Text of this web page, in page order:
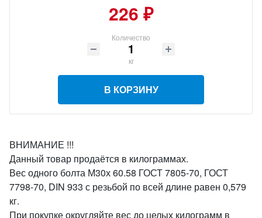
226 ₽
Количество
кг
В КОРЗИНУ
ВНИМАНИЕ !!!
Данный товар продаётся в килограммах.
Вес одного болта М30х 60.58 ГОСТ 7805-70, ГОСТ
7798-70, DIN 933 с резьбой по всей длине равен 0,579
кг.
При покупке округляйте вес до целых килограмм в